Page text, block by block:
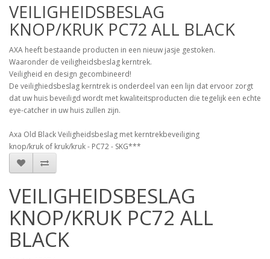
VEILIGHEIDSBESLAG
KNOP/KRUK PC72 ALL BLACK
AXA heeft bestaande producten in een nieuw jasje gestoken.
Waaronder de veiligheidsbeslag kerntrek.
Veiligheid en design gecombineerd!
De veilighiedsbeslag kerntrek is onderdeel van een lijn dat ervoor zorgt
dat uw huis beveiligd wordt met kwaliteitsproducten die tegelijk een echte
eye-catcher in uw huis zullen zijn.
Axa Old Black Veiligheidsbeslag met kerntrekbeveiliging
knop/kruk of kruk/kruk - PC72 - SKG***
VEILIGHEIDSBESLAG
KNOP/KRUK PC72 ALL
BLACK